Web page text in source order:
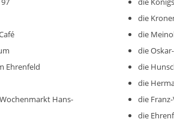
Ehrenfeld
Hans-
die
die
die
die
die
die
die